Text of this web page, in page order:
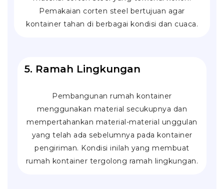
Pemakaian corten steel bertujuan agar
kontainer tahan di berbagai kondisi dan cuaca.
5. Ramah Lingkungan
Pembangunan rumah kontainer
menggunakan material secukupnya dan
mempertahankan material-material unggulan
yang telah ada sebelumnya pada kontainer
pengiriman. Kondisi inilah yang membuat
rumah kontainer tergolong ramah lingkungan.